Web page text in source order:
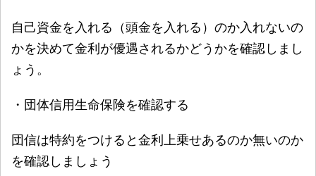
自己資金を入れる（頭金を入れる）のか入れないの
かを決めて金利が優遇されるかどうかを確認しまし
ょう。
・団体信用生命保険を確認する
団信は特約をつけると金利上乗せあるのか無いのか
を確認しましょう